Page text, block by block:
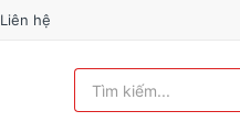
Liên hệ